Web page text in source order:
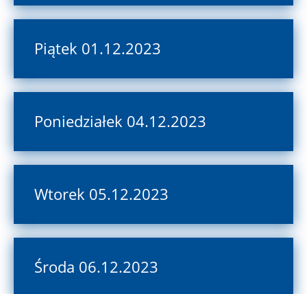
Piątek 01.12.2023
Poniedziałek 04.12.2023
Wtorek 05.12.2023
Środa 06.12.2023